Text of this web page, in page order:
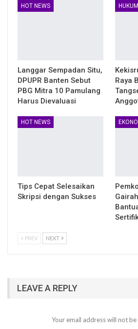
HOT NEWS
Langgar Sempadan Situ,
DPUPR Banten Sebut
PBG Mitra 10 Pamulang
Harus Dievaluasi
Raya
HOT NEWS
Tips Cepat Selesaikan
Skripsi dengan Sukses
PREV NEXT
LEAVE A REPLY
Your email address will not be